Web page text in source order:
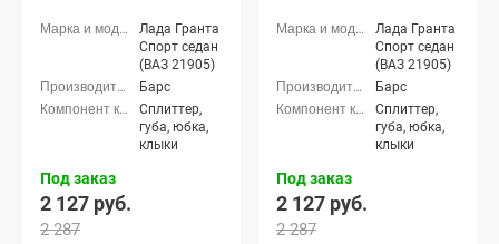
Лада Гранта
Спорт седан
(ВАЗ 21905)
Барс
Сплиттер,
губа, юбка,
клыки
Под заказ
2 127 руб.
2 287
Лада Гранта
Спорт седан
(ВАЗ 21905)
Барс
Сплиттер,
губа, юбка,
клыки
Под заказ
2 127 руб.
2 287